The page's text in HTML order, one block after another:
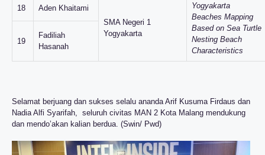
18
Aden Khaitami
SMA Negeri 1
Yogyakarta
Yogyakarta
Beaches Mapping
Based on Sea Turtle
Nesting Beach
Characteristics
19
Fadiliah
Hasanah
Selamat berjuang dan sukses selalu ananda Arif Kusuma Firdaus dan
Nadia Alfi Syarifah, seluruh civitas MAN 2 Kota Malang mendukung
dan mendo’akan kalian berdua. (Swin/ Pwd)